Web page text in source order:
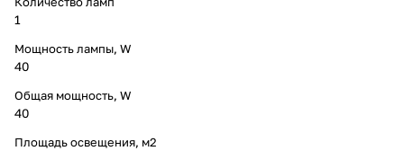
1
Мощность лампы, W
40
Общая мощность, W
40
Площадь освещения, м2